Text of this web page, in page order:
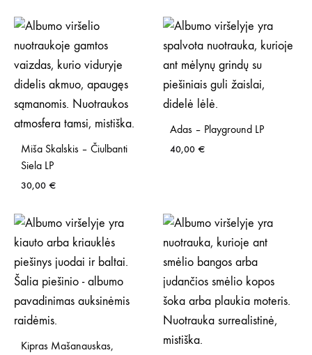
Miša Skalskis – Čiulbanti
Siela LP
30,00 €
Adas – Playground LP
40,00 €
Kipras Mašanauskas,